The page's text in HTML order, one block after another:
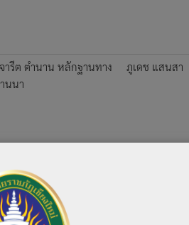
ารีต ตำนาน หลักฐานทาง
นนา
ภูเดช แสนสา
านและพับสาไทขึนเมือง